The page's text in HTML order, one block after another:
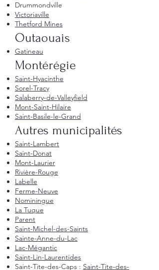
Drummondville
Victoriaville
Thetford Mines
Outaouais
Gatineau
Montérégie
Saint-Hyacinthe
Sorel-Tracy
Salaberry-de-Valleyfield
Mont-Saint-Hilaire
Saint-Basile-le-Grand
Autres municipalités
Saint-Lambert
Saint-Donat
Mont-Laurier
Rivière-Rouge
Labelle
Ferme-Neuve
Nominingue
La Tuque
Parent
Saint-Michel-des-Saints
Sainte-Anne-du-Lac
Lac-Mégantic
Saint-Lin-Laurentides
Saint-Tite-des-Caps : Saint-Tite-des-